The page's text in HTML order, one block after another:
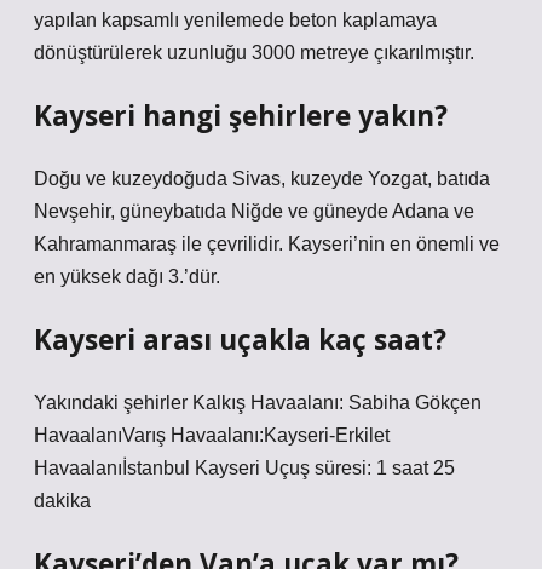
yapılan kapsamlı yenilemede beton kaplamaya
dönüştürülerek uzunluğu 3000 metreye çıkarılmıştır.
Kayseri hangi şehirlere yakın?
Doğu ve kuzeydoğuda Sivas, kuzeyde Yozgat, batıda
Nevşehir, güneybatıda Niğde ve güneyde Adana ve
Kahramanmaraş ile çevrilidir. Kayseri’nin en önemli ve
en yüksek dağı 3.’dür.
Kayseri arası uçakla kaç saat?
Yakındaki şehirler Kalkış Havaalanı: Sabiha Gökçen
HavaalanıVarış Havaalanı:Kayseri-Erkilet
Havaalanıİstanbul Kayseri Uçuş süresi: 1 saat 25
dakika